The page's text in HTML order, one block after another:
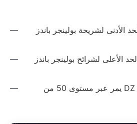
الأدنى لشريحة بولينجر باندز
الأعلى لشرائح بولينجر باندز
خط مؤشر DZ TDI RSI يمر عبر مستوى 50 من